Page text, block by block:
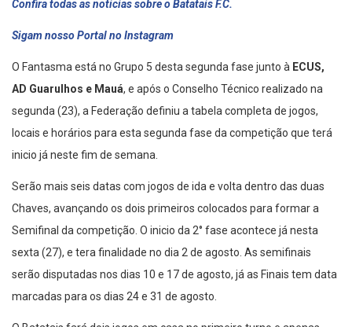
Confira todas as noticias sobre o Batatais F.C.
Sigam nosso Portal no Instagram
O Fantasma está no Grupo 5 desta segunda fase junto à ECUS,
AD Guarulhos e Mauá, e após o Conselho Técnico realizado na
segunda (23), a Federação definiu a tabela completa de jogos,
locais e horários para esta segunda fase da competição que terá
inicio já neste fim de semana.
Serão mais seis datas com jogos de ida e volta dentro das duas
Chaves, avançando os dois primeiros colocados para formar a
Semifinal da competição. O inicio da 2° fase acontece já nesta
sexta (27), e tera finalidade no dia 2 de agosto. As semifinais
serão disputadas nos dias 10 e 17 de agosto, já as Finais tem data
marcadas para os dias 24 e 31 de agosto.